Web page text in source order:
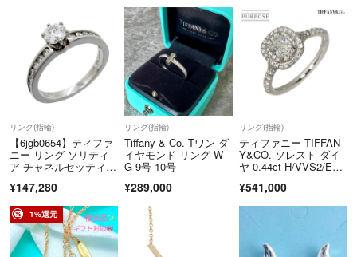
【中古】【美品】
リング(指輪)
【6jgb0654】ティファ
ニー リング ソリティ
ア チャネルセッティン
イヤモンド 0.32ct 6.5
¥147,280
リング(指輪)
Tiffany & Co. Tワン ダ
イヤモンド リング W
G 9号 10号
¥289,000
リング(指輪)
ティファニー TIFFAN
Y&CO. ソレスト ダイ
ヤ 0.44ct H/VVS2/E
チナ 指輪【鑑定書付
¥541,000
1%還元